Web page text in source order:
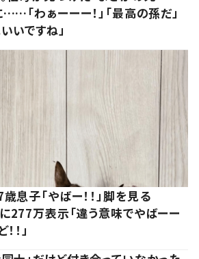
「わぁーーー！」「最高の孫だ」
いいですね」
息子「やばー！！」脚を見る
277万表示「違う意味でやばーー
！」